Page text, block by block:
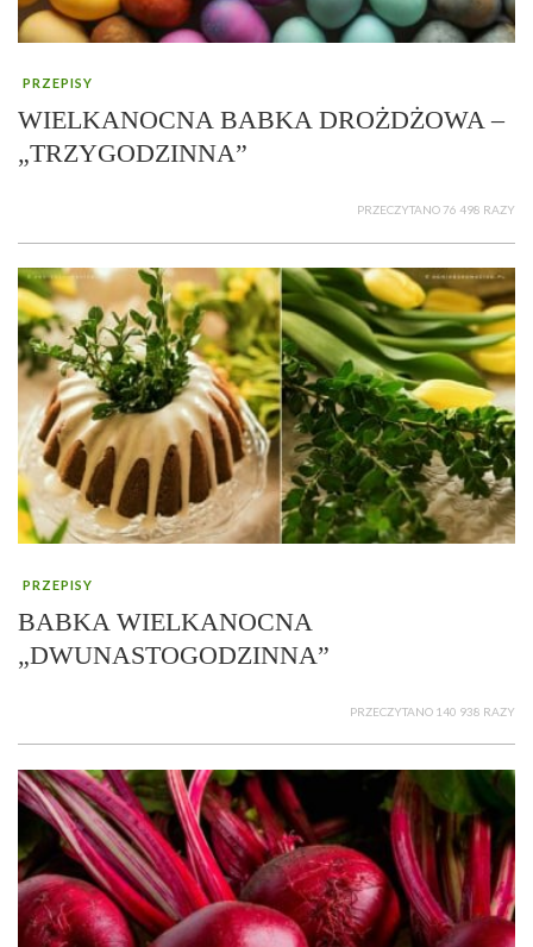
PRZEPISY
WIELKANOCNA BABKA DROŻDŻOWA –
„TRZYGODZINNA”
PRZECZYTANO 76 498 RAZY
PRZEPISY
BABKA WIELKANOCNA
„DWUNASTOGODZINNA”
PRZECZYTANO 140 938 RAZY